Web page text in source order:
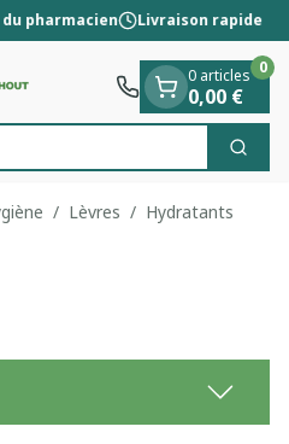
pharmacien Livraison rapide
0 articles
0,00 €
0
/ Lèvres / Hydratants